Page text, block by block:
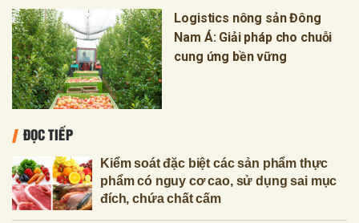
Logistics nông sản Đông
Nam Á: Giải pháp cho chuỗi
cung ứng bền vững
ĐỌC TIẾP
Kiểm soát đặc biệt các sản phẩm thực
phẩm có nguy cơ cao, sử dụng sai mục
đích, chứa chất cấm